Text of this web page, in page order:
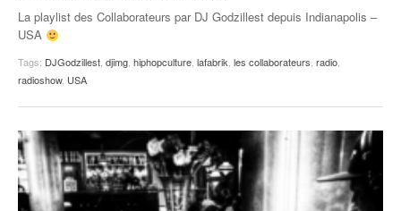
La playlist des Collaborateurs par DJ Godzillest depuis Indianapolis –
USA
Tags: DJGodzillest, djimg, hiphopculture, lafabrik, les collaborateurs, radio,
radioshow, USA